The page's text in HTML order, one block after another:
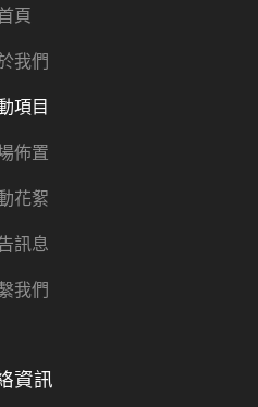
頁
我們
項目
佈置
花絮
訊息
我們
資訊